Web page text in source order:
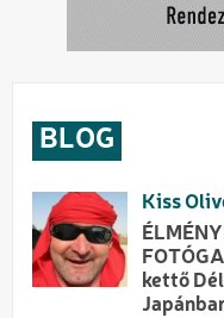
BLOG
Kiss
kettő